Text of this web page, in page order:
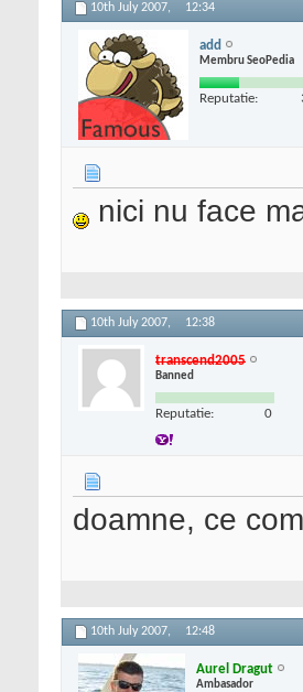
10th July 2007, 12:34
add
Membru SeoPedia
Reputatie:
nici nu face
10th July 2007, 12:38
transcend2005
Banned
Reputatie: 0
doamne, ce
10th July 2007, 12:48
Aurel Dragut
Ambasador